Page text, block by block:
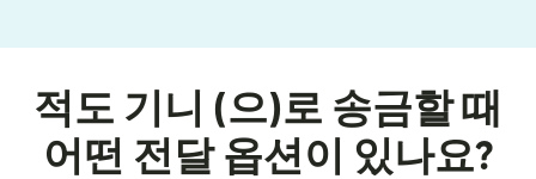
적도 기니 (으)로 송금할 때
어떤 전달 옵션이 있나요?